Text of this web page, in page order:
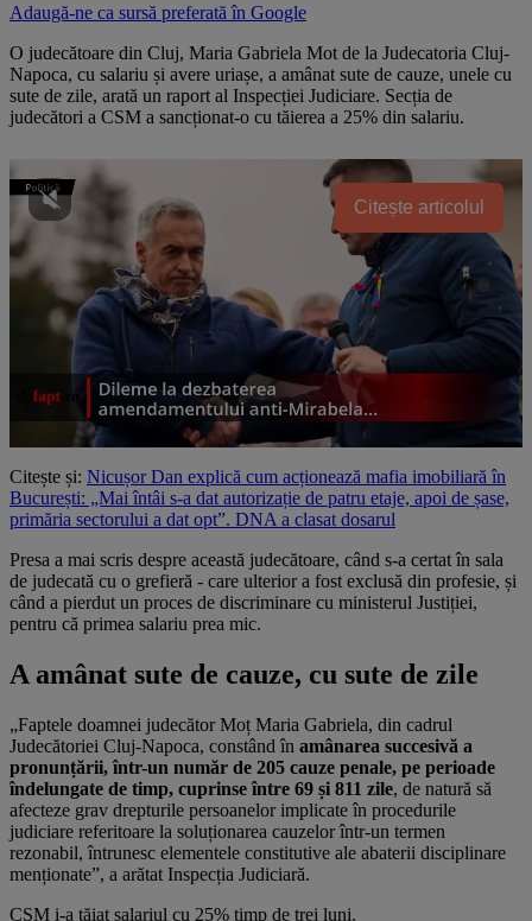
Adaugă-ne ca sursă preferată în Google
O judecătoare din Cluj, Maria Gabriela Mot de la Judecatoria Cluj-
Napoca, cu salariu și avere uriașe, a amânat sute de cauze, unele cu
sute de zile, arată un raport al Inspecției Judiciare. Secția de
judecători a CSM a sancționat-o cu tăierea a 25% din salariu.
Citește articolul
Citește și: Nicușor Dan explică cum acționează mafia imobiliară în
București: „Mai întâi s-a dat autorizație de patru etaje, apoi de șase,
primăria sectorului a dat opt”. DNA a clasat dosarul
Presa a mai scris despre această judecătoare, când s-a certat în sala
de judecată cu o grefieră - care ulterior a fost exclusă din profesie, și
când a pierdut un proces de discriminare cu ministerul Justiției,
pentru că primea salariu prea mic.
A amânat sute de cauze, cu sute de zile
„Faptele doamnei judecător Moț Maria Gabriela, din cadrul
Judecătoriei Cluj-Napoca, constând în amânarea succesivă a
pronunțării, într-un număr de 205 cauze penale, pe perioade
îndelungate de timp, cuprinse între 69 și 811 zile, de natură să
afecteze grav drepturile persoanelor implicate în procedurile
judiciare referitoare la soluționarea cauzelor într-un termen
rezonabil, întrunesc elementele constitutive ale abaterii disciplinare
menționate”, a arătat Inspecția Judiciară.
CSM i-a tăiat salariul cu 25% timp de trei luni.